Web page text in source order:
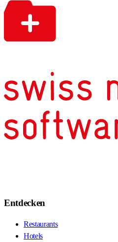
Entdecken
Restaurants
Hotels